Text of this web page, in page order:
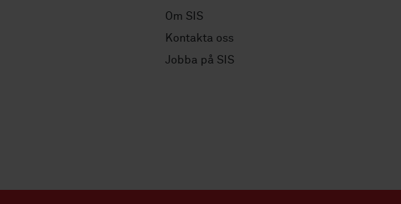
Om SIS
Kontakta oss
Jobba på SIS